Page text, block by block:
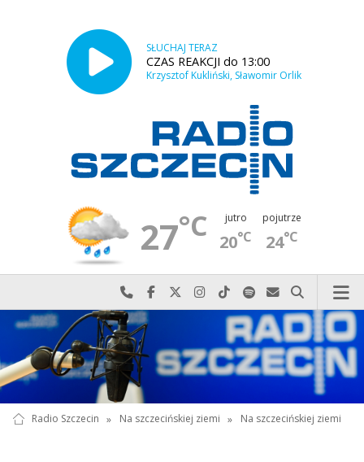
SŁUCHAJ TERAZ
CZAS REAKCJI do 13:00
Krzysztof Kukliński, Sławomir Orlik
27°C jutro
20°C
pojutrze
24°C
Najlepiej po prostu do nas zadzwoń
Odwiedź nas na Facebook-u
Odwiedź nas na X
Odwiedź nas na Instagram-ie
Odwiedź nas na TikTok-u
Szukaj nas na Spotify
Wyślij do nas
Szukaj
Radio Szczecin » Na szczecińskiej ziemi » Na szczecińskiej ziemi